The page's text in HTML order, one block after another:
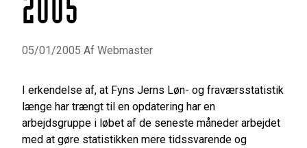
05/01/2005 Af Webmaster
I erkendelse af, at Fyns Jerns Løn- og fraværsstatistik
længe har trængt til en opdatering har en
arbejdsgruppe i løbet af de seneste måneder arbejdet
med at gøre statistikken mere tidssvarende og